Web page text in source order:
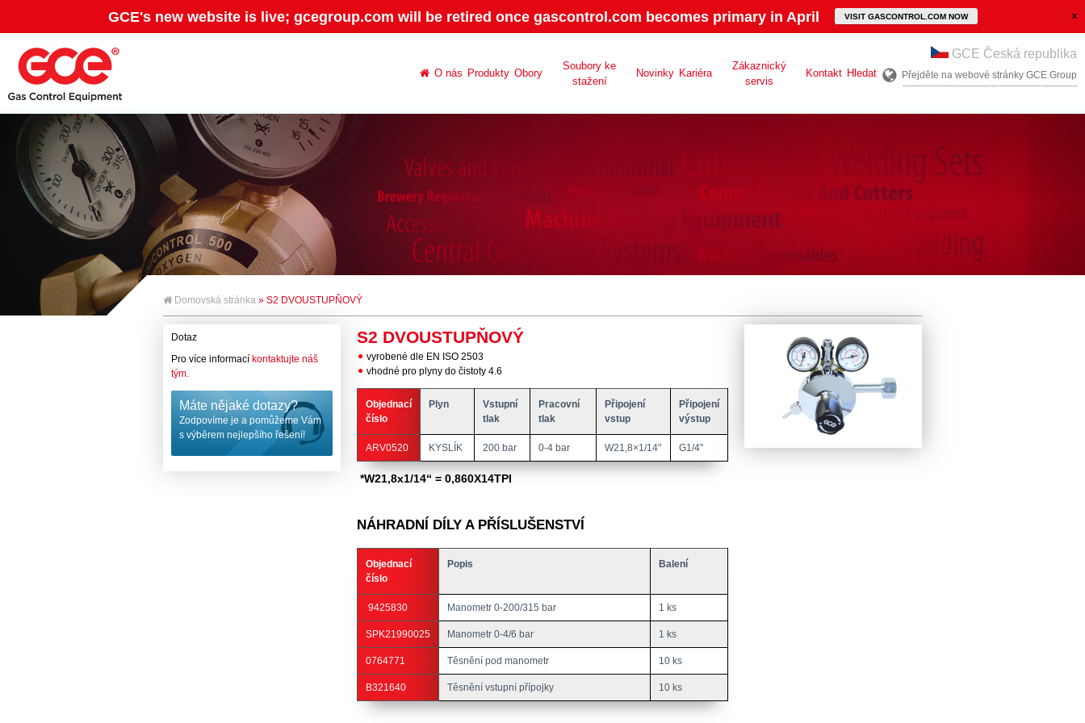
GCE's new website is live; gcegroup.com will be retired once gascontrol.com becomes primary in April VISIT GASCONTROL.COM NOW
O nás Produkty Obory
Soubory ke
stažení
Novinky Kariéra
Zákaznický
servis
Kontakt Hledat
GCE Česká republika
Přejděte na webové stránky GCE Group
Domovská stránka » S2 DVOUSTUPŇOVÝ
Dotaz
Pro více informací kontaktujte náš
tým.
Máte nějaké dotazy?
Zodpovíme je a pomůžeme Vám
s výběrem nejlepšího řešení!
S2 DVOUSTUPŇOVÝ
vyrobené dle EN ISO 2503
vhodné pro plyny do čistoty 4.6
Objednací
číslo
Plyn
Vstupní
tlak
Pracovní
tlak
Připojení
vstup
Připojení
výstup
ARV0520 KYSLÍK 200 bar 0-4 bar W21,8×1/14" G1/4"
*W21,8x1/14“ = 0,860X14TPI
NÁHRADNÍ DÍLY A PŘÍSLUŠENSTVÍ
Objednací
číslo
Popis Balení
9425830 Manometr 0-200/315 bar 1 ks
SPK21990025 Manometr 0-4/6 bar 1 ks
0764771 Těsnění pod manometr 10 ks
B321640 Těsnění vstupní přípojky 10 ks